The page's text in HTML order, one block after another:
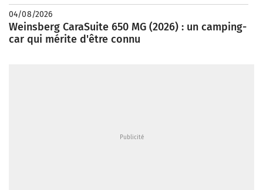
04/08/2026
Weinsberg CaraSuite 650 MG (2026) : un camping-
car qui mérite d'être connu